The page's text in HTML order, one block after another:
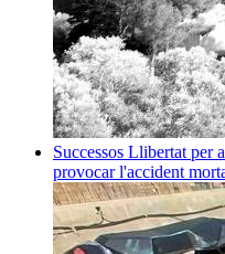
Successos Llibertat per
provocar l'accident